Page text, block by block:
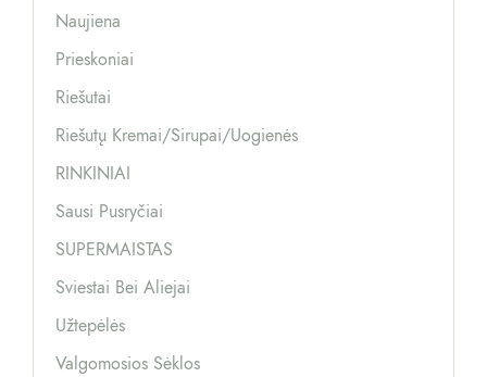
Naujiena
Prieskoniai
Riešutai
Riešutų Kremai/sirupai/uogienės
RINKINIAI
Sausi Pusryčiai
SUPERMAISTAS
Sviestai Bei Aliejai
Užtepėlės
Valgomosios Sėklos